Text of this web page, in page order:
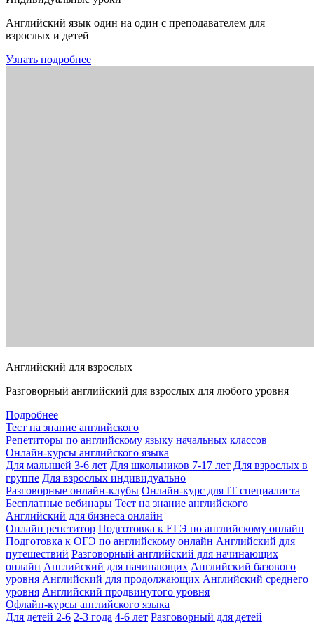
Английский язык один на один с преподавателем для
взрослых и детей
Узнать подробнее
Английский для взрослых
Разговорный английский для взрослых для любого уровня
Подробнее
Тест на знание английского
Репетиторы по английскому языку начальных классов
Онлайн-курсы английского языка
Для малышей 3-6 лет Для школьников 7-17 лет Для взрослых в
группе Для взрослых индивидуально
Разговорные онлайн-клубы Онлайн-курс для IT специалиста
Бесплатные вебинары Тест на знание английского
Английский для бизнеса онлайн
Онлайн репетитор Подготовка к ЕГЭ по английскому онлайн
Подготовка к ОГЭ по английскому онлайн Английский для
путешествий Разговорный английский для начинающих
онлайн Английский для начинающих Английский базового
уровня Английский для продолжающих Английский среднего
уровня Английский продвинутого уровня
Офлайн-курсы английского языка
Для детей 2-6 2-3 года 4-6 лет Разговорный для детей